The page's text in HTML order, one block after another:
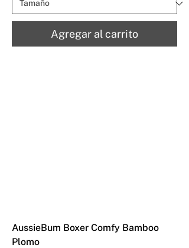
Agregar al carrito
AussieBum Boxer Comfy Bamboo
Plomo